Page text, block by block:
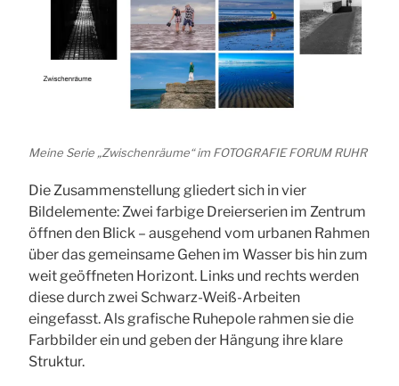
Meine Serie „Zwischenräume“ im FOTOGRAFIE FORUM RUHR
Die Zusammenstellung gliedert sich in vier
Bildelemente: Zwei farbige Dreierserien im Zentrum
öffnen den Blick – ausgehend vom urbanen Rahmen
über das gemeinsame Gehen im Wasser bis hin zum
weit geöffneten Horizont. Links und rechts werden
diese durch zwei Schwarz-Weiß-Arbeiten
eingefasst. Als grafische Ruhepole rahmen sie die
Farbbilder ein und geben der Hängung ihre klare
Struktur.